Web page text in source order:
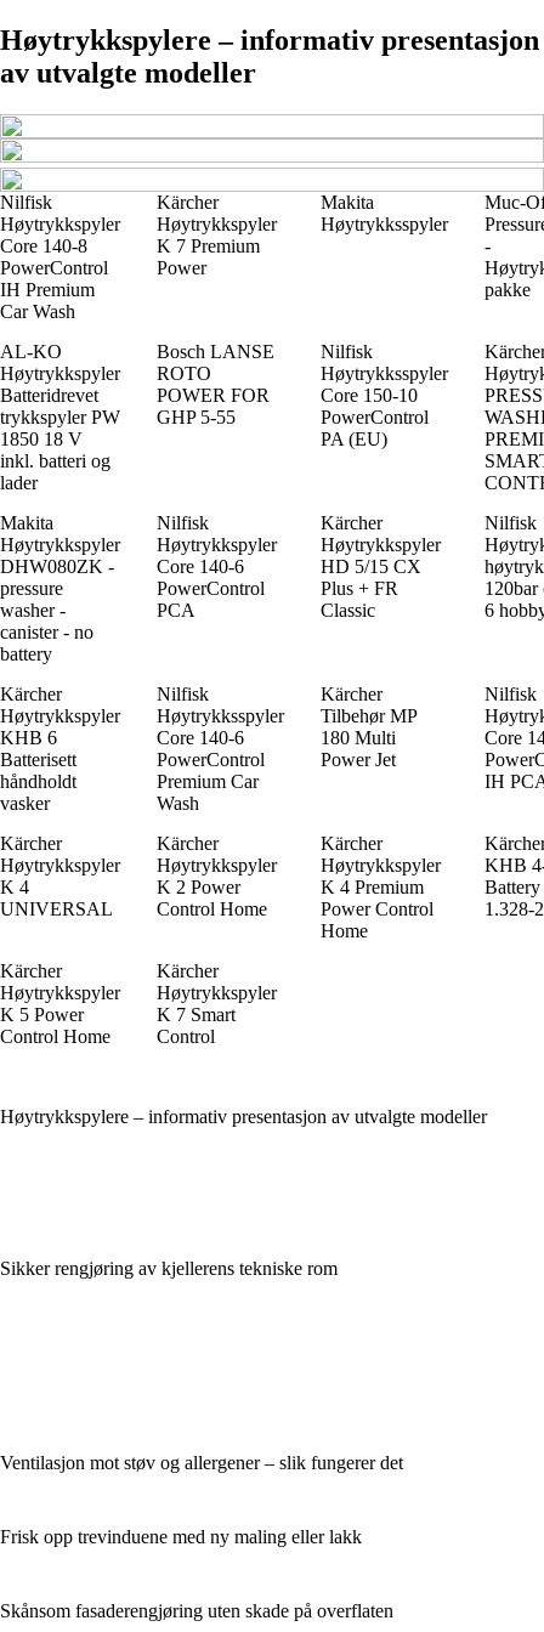
Høytrykkspylere – informativ presentasjon
av utvalgte modeller
Nilfisk
Høytrykkspyler
Core 140-8
PowerControl
IH Premium
Car Wash
Kärcher
Høytrykkspyler
K 7 Premium
Power
Makita
Høytrykksspyler
Muc-
-
pakke
AL-KO
Høytrykkspyler
Batteridrevet
trykkspyler PW
1850 18 V
inkl. batteri og
lader
Bosch LANSE
ROTO
POWER FOR
GHP 5-55
Nilfisk
Høytrykksspyler
Core 150-10
PowerControl
PA (EU)
Makita
Høytrykkspyler
DHW080ZK -
pressure
washer -
canister - no
battery
Nilfisk
Høytrykkspyler
Core 140-6
PowerControl
PCA
Kärcher
Høytrykkspyler
HD 5/15 CX
Plus + FR
Classic
Nilfisk
120bar
6
Kärcher
Høytrykkspyler
KHB 6
Batterisett
håndholdt
vasker
Nilfisk
Høytrykksspyler
Core 140-6
PowerControl
Premium Car
Wash
Kärcher
Tilbehør MP
180 Multi
Power Jet
Nilfisk
Core
IH
Kärcher
Høytrykkspyler
K 4
UNIVERSAL
Kärcher
Høytrykkspyler
K 2 Power
Control Home
Kärcher
Høytrykkspyler
K 4 Premium
Power Control
Home
KHB
Battery
1.328-
Kärcher
Høytrykkspyler
K 5 Power
Control Home
Kärcher
Høytrykkspyler
K 7 Smart
Control
Høytrykkspylere – informativ presentasjon av utvalgte modeller
Sikker rengjøring av kjellerens tekniske rom
Ventilasjon mot støv og allergener – slik fungerer det
Frisk opp trevinduene med ny maling eller lakk
Skånsom fasaderengjøring uten skade på overflaten